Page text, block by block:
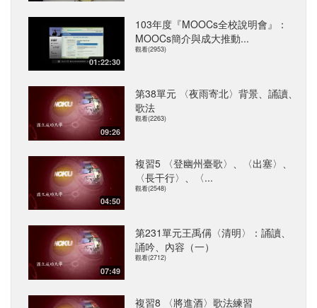
01:22:30
103年度『MOOCs全校說明會』：
MOOCs簡介與成大推動...
觀看(2953)
09:26
第38單元 〈夜雨寄北〉背景、誦讀、
歌法
觀看(2263)
04:50
複習5 〈登幽州臺歌〉、〈出塞〉、
〈長干行〉、〈...
觀看(2548)
07:49
第231單元王禹偁〈清明〉：誦讀、
誦吟、內容（一）
觀看(2712)
複習8 〈將進酒〉歌法練習